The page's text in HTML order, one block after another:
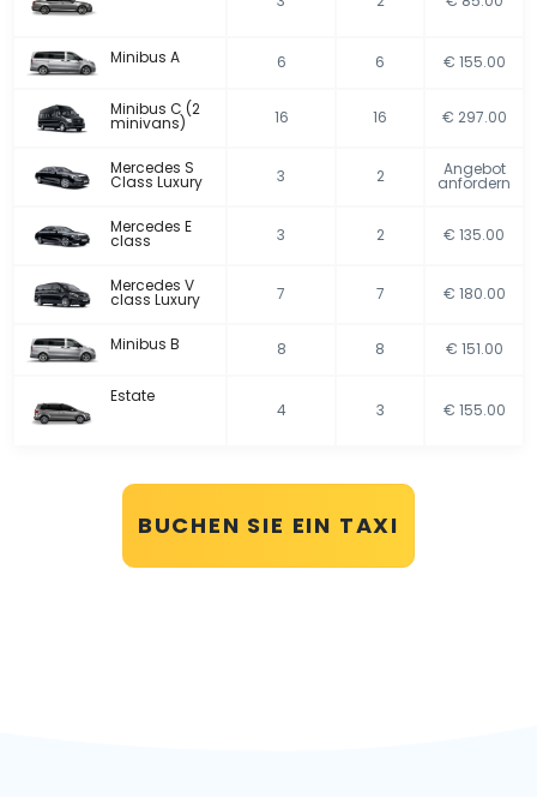
Minibus A 6 6 € 155.00
Minibus C (2
minivans) 16 16 € 297.00
Mercedes S
Class Luxury 3 2 Angebot
anfordern
Mercedes E
class 3 2 € 135.00
Mercedes V
class Luxury 7 7 € 180.00
Minibus B 8 8 € 151.00
Estate
4 3 € 155.00
BUCHEN SIE EIN TAXI